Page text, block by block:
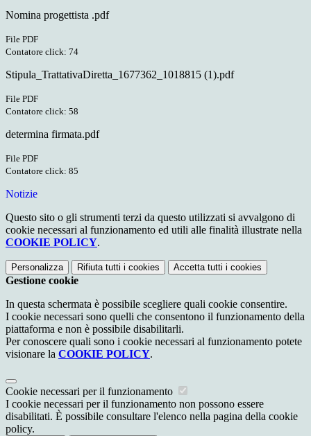
Nomina progettista .pdf
File PDF
Contatore click: 74
Stipula_TrattativaDiretta_1677362_1018815 (1).pdf
File PDF
Contatore click: 58
determina firmata.pdf
File PDF
Contatore click: 85
Notizie
Questo sito o gli strumenti terzi da questo utilizzati si avvalgono di
cookie necessari al funzionamento ed utili alle finalità illustrate nella
COOKIE POLICY.
Personalizza Rifiuta tutti i cookies Accetta tutti i cookies
Gestione cookie
In questa schermata è possibile scegliere quali cookie consentire.
I cookie necessari sono quelli che consentono il funzionamento della
piattaforma e non è possibile disabilitarli.
Per conoscere quali sono i cookie necessari al funzionamento potete
visionare la COOKIE POLICY.
Cookie necessari per il funzionamento
I cookie necessari per il funzionamento non possono essere
disabilitati. È possibile consultare l'elenco nella pagina della cookie
policy.